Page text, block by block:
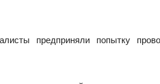
предприняли попытку